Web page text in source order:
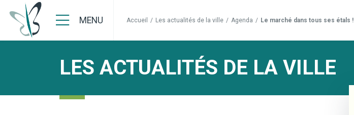
MENU Accueil / Les actualités de la ville / Agenda / Le marché dans tous ses étals !
LES ACTUALITÉS DE LA VILLE